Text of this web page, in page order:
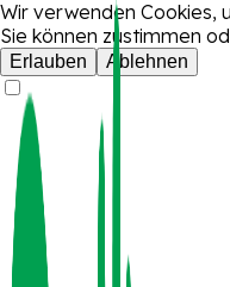
Wir verwenden Cookies,
Sie können zustimmen
Erlauben Ablehnen